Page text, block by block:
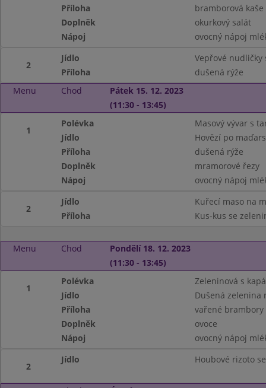
Příloha
bramborová kaše
Doplněk
okurkový salát
Nápoj
ovocný nápoj
2
Jídlo
Vepřové nudličky
Příloha
dušená rýže
Menu
Chod
Pátek 15. 12. 2023
(11:30 - 13:45)
1
Polévka
Masový vývar s
Jídlo
Hovězí po
Příloha
dušená rýže
Doplněk
mramorové řezy
Nápoj
ovocný nápoj
2
Jídlo
Kuřecí maso na
Příloha
Kus-kus se
Menu Chod
Pondělí 18. 12. 2023
(11:30 - 13:45)
1
Polévka
Zeleninová s
Jídlo
Dušená zelenina
Příloha
vařené brambory
Doplněk
ovoce
Nápoj
ovocný nápoj
2
Jídlo Houbové rizoto